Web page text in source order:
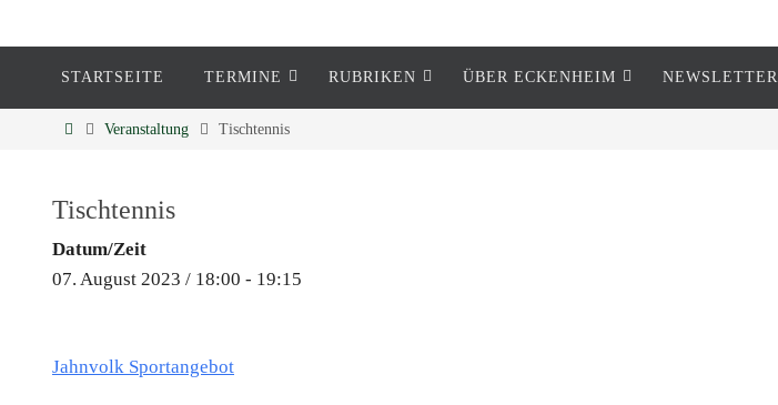
Eckenheim
STARTSEITE TERMINE RUBRIKEN ÜBER ECKENHEIM NEWSLETTER
Veranstaltung Tischtennis
Tischtennis
Datum/Zeit
07. August 2023 / 18:00 - 19:15
Jahnvolk Sportangebot